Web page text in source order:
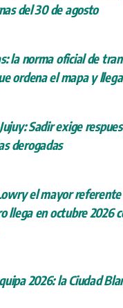
del 30 de agosto
la norma oficial de
ordena el mapa y
Sadir exige
derogadas
el mayor
llega en octubre 2026
2026: la Ciudad